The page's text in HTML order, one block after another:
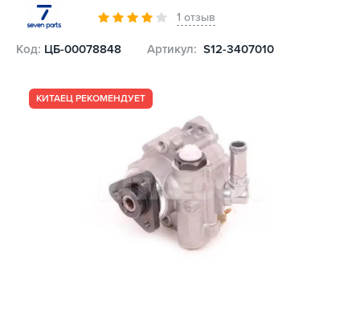
1 отзыв
Код: ЦБ-00078848 Артикул: S12-3407010
КИТАЕЦ РЕКОМЕНДУЕТ